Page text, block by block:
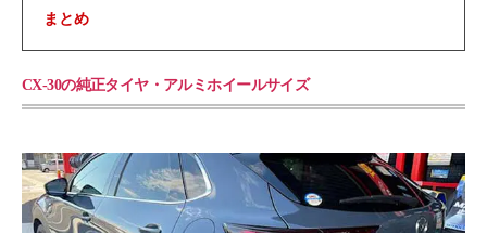
まとめ
CX-30の純正タイヤ・アルミホイールサイズ